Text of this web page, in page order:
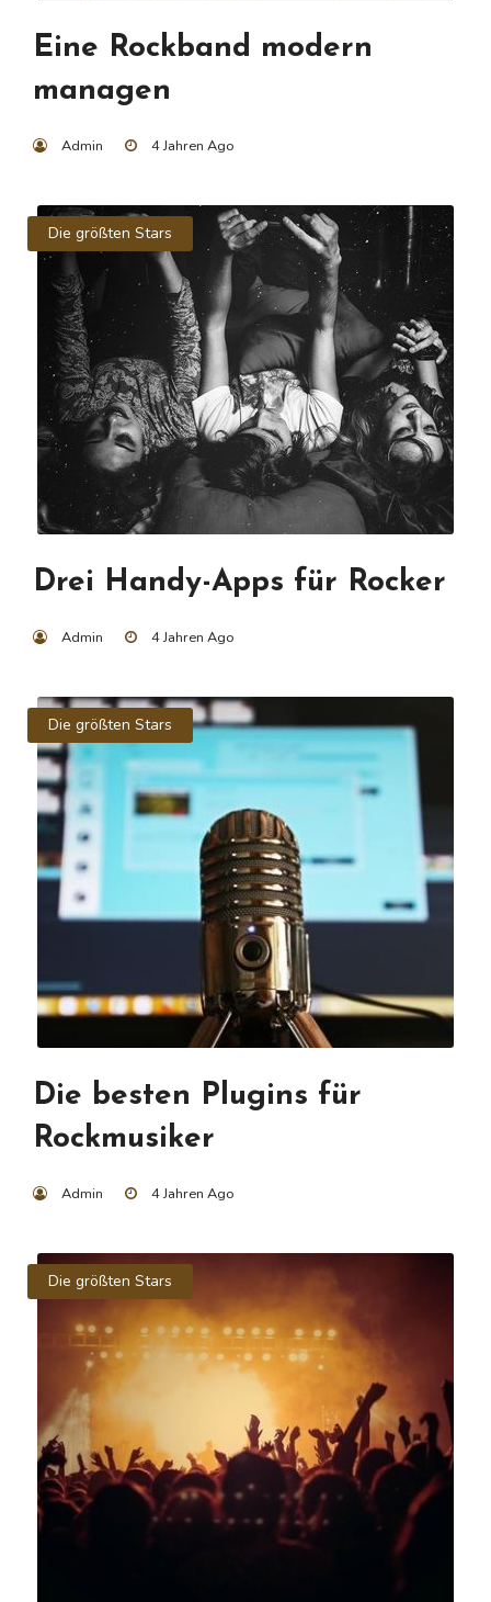
Eine Rockband modern
managen
Admin 4 Jahren Ago
Die größten Stars
Drei Handy-Apps für Rocker
Admin 4 Jahren Ago
Die größten Stars
Die besten Plugins für
Rockmusiker
Admin 4 Jahren Ago
Die größten Stars